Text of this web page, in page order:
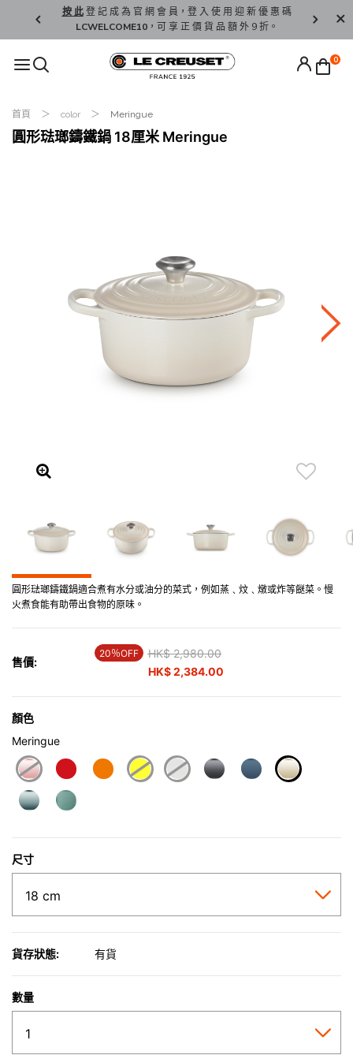
按 此登 記 成 為 官 網 會 員，登 入 使 用 迎 新 優 惠 碼
LCWELCOME10，可 享 正 價 貨 品 額 外 9 折。
香 港 / 澳
0
首頁 color Meringue
圓形琺瑯鑄鐵鍋 18厘米 Meringue
圓形琺瑯鑄鐵鍋適合煮有水分或油分的菜式，例如蒸﹑炆﹑燉或炸等餸菜。慢
火煮食能有助帶出食物的原味。
售價:
20％OFF Price reduced from
HK$ 2,980.00to
HK$ 2,384.00
顏色
Meringue
尺寸
貨存狀態: 有貨
數量